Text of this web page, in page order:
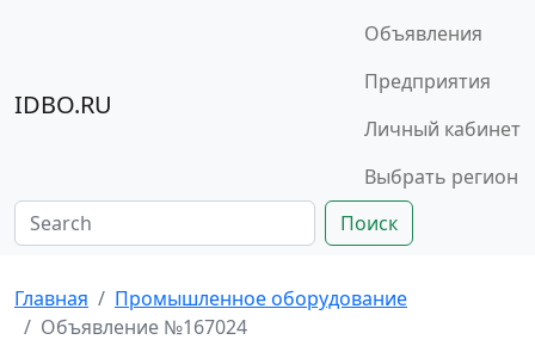
IDBO.RU
Объявления
Предприятия
Личный кабинет
Выбрать регион
Поиск
Главная
Промышленное оборудование
Объявление №167024